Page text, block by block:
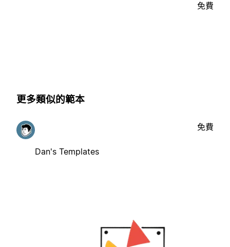
免費
更多類似的範本
Dan's Templates
免費